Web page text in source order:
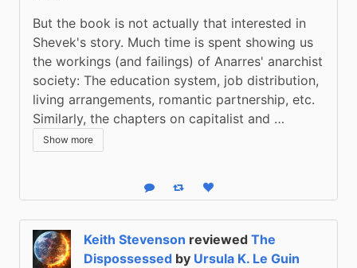
But the book is not actually that interested in
Shevek's story. Much time is spent showing us
the workings (and failings) of Anarres' anarchist
society: The education system, job distribution,
living arrangements, romantic partnership, etc.
Similarly, the chapters on capitalist and …
Show more
Reply Boost statusLike status
Keith Stevenson reviewed The
Dispossessed by Ursula K. Le Guin